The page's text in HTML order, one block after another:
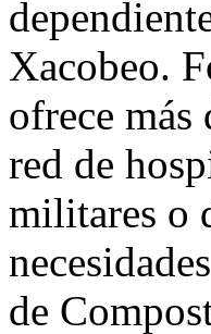
Xacobeo.
ofrece más
red de
militares o
de